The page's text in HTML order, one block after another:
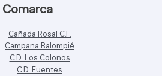
Comarca
Cañada Rosal C.F.
Campana Balompié
C.D. Los Colonos
C.D. Fuentes